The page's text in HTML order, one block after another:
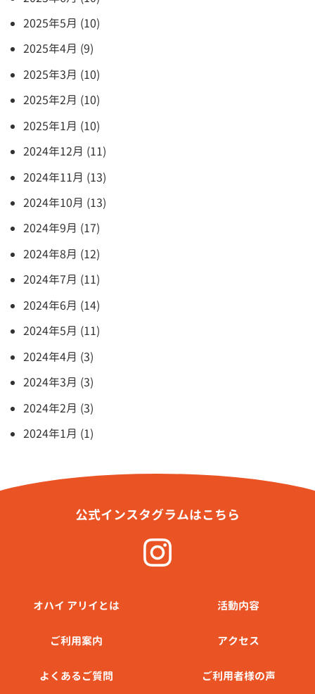
2025年5月 (10)
2025年4月 (9)
2025年3月 (10)
2025年2月 (10)
2025年1月 (10)
2024年12月 (11)
2024年11月 (13)
2024年10月 (13)
2024年9月 (17)
2024年8月 (12)
2024年7月 (11)
2024年6月 (14)
2024年5月 (11)
2024年4月 (3)
2024年3月 (3)
2024年2月 (3)
2024年1月 (1)
公式インスタグラムはこちら
オハイ アリイとは 活動内容
ご利⽤案内 アクセス
よくあるご質問 ご利用者様の声